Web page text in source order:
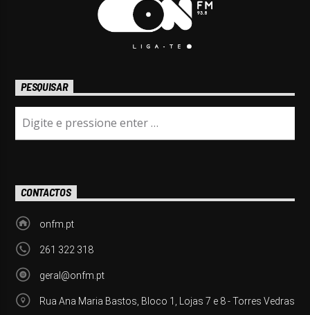
PESQUISAR
CONTACTOS
onfm.pt
261 322 318
geral@onfm.pt
Rua Ana Maria Bastos, Bloco 1, Lojas 7 e 8 - Torres Vedras